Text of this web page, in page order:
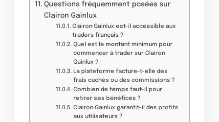
Questions fréquemment posées sur
Clairon Gainlux
Clairon Gainlux est-il accessible aux
traders français ?
Quel est le montant minimum pour
commencer à trader sur Clairon
Gainlux ?
La plateforme facture-t-elle des
frais cachés ou des commissions ?
Combien de temps faut-il pour
retirer ses bénéfices ?
Clairon Gainlux garantit-il des profits
aux utilisateurs ?